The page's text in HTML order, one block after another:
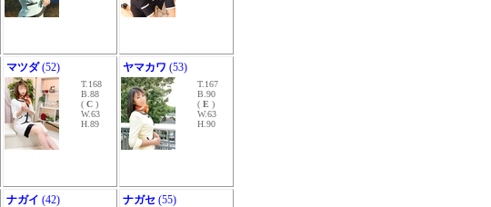
マツダ(52)
T.168
B.88
( C )
W.63
H.89
ヤマカワ (53)
T.167
B.90
( E )
W.63
H.90
ナガイ (42) ナガセ (55)